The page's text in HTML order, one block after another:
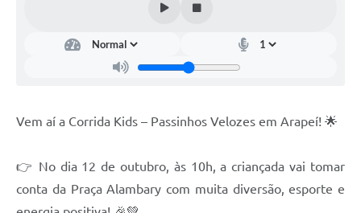
Telefones Úteis
Emprega
Vem aí a Corrida Kids – Passinhos Velozes em Arapeí! 🌟
👉 No dia 12 de outubro, às 10h, a criançada vai tomar
conta da Praça Alambary com muita diversão, esporte e